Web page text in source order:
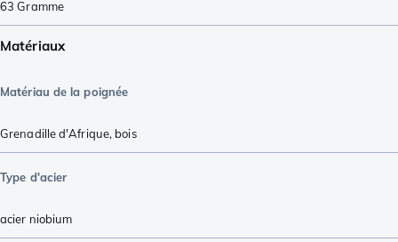
63 Gramme
Matériaux
Matériau de la poignée
Grenadille d'Afrique, bois
Type d'acier
acier niobium